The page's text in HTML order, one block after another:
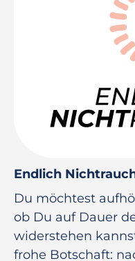
Endlich
Du möchtest
ob Du auf Dauer
widerstehen
frohe Botschaft: